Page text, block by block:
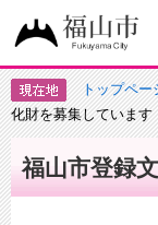
トップペー
化財を募集しています
福山市登録